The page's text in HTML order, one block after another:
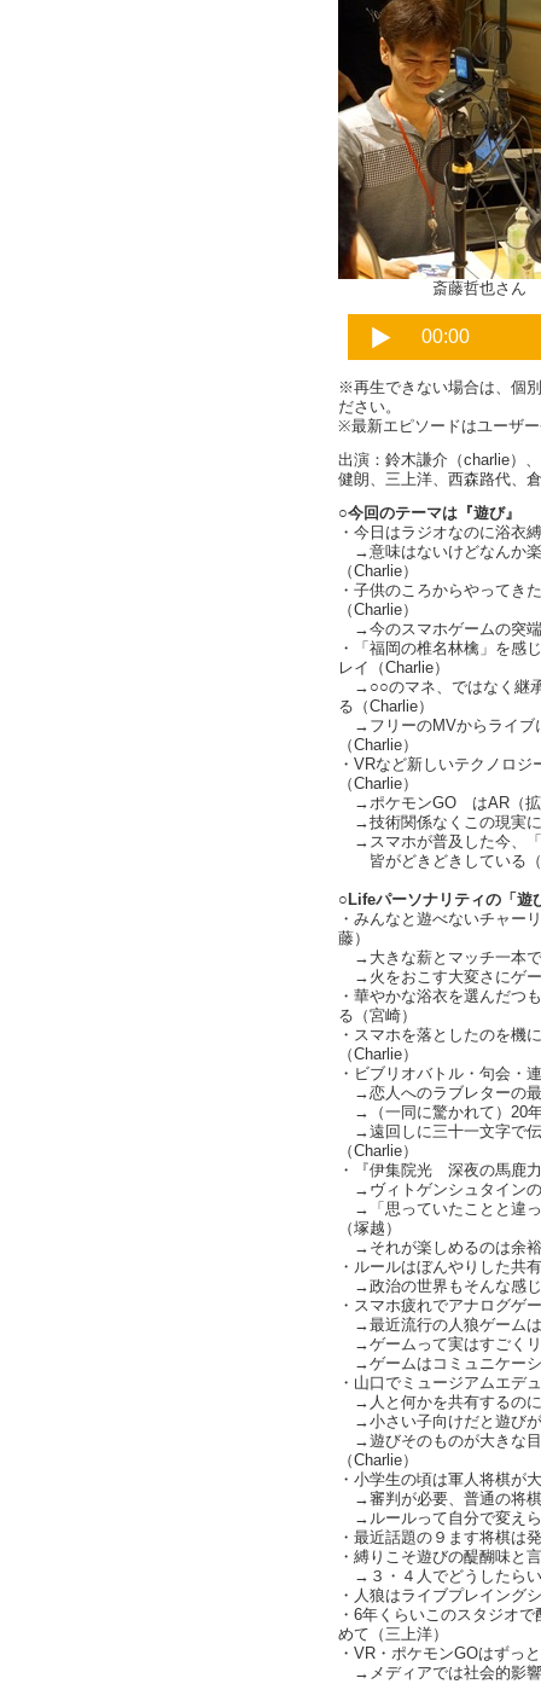
斎藤哲也さん
※再生できない場合は、個
ださい。
※最新エピソードはユーザ
出演：鈴木謙介（charlie）
健朗、三上洋、西森路代、
○今回のテーマは『遊び』
・今日はラジオなのに浴衣
→意味はないけどなんか
（Charlie）
・子供のころからやってき
（Charlie）
→今のスマホゲームの突端
・「福岡の椎名林檎」を感
レイ（Charlie）
→○○のマネ、ではなく継
る（Charlie）
→フリーのMVからライブ
（Charlie）
・VRなど新しいテクノロ
（Charlie）
→ポケモンGO はAR（拡
→技術関係なくこの現実に
→スマホが普及した今、「
皆がどきどきしている（
○Lifeパーソナリティの「遊
・みんなと遊べないチャー
藤）
→大きな薪とマッチ一本で
→火をおこす大変さにゲー
・華やかな浴衣を選んだつ
る（宮崎）
・スマホを落としたのを機
（Charlie）
・ビブリオバトル・句会・
→恋人へのラブレターの
→（一同に驚かれて）20
→遠回しに三十一文字で伝
（Charlie）
・『伊集院光 深夜の馬鹿
→ヴィトゲンシュタイン
→「思っていたことと違っ
（塚越）
→それが楽しめるのは余
・ルールはぼんやりした共
→政治の世界もそんな感じ
・スマホ疲れでアナログゲ
→最近流行の人狼ゲームは
→ゲームって実はすごく
→ゲームはコミュニケー
・山口でミュージアムエデ
→人と何かを共有するのに
→小さい子向けだと遊び
→遊びそのものが大きな目
（Charlie）
・小学生の頃は軍人将棋が
→審判が必要、普通の将
→ルールって自分で変え
・最近話題の９ます将棋は
・縛りこそ遊びの醍醐味と
→３・４人でどうしたら
・人狼はライブプレイング
・6年くらいこのスタジオ
めて（三上洋）
・VR・ポケモンGOはずっ
→メディアでは社会的影響